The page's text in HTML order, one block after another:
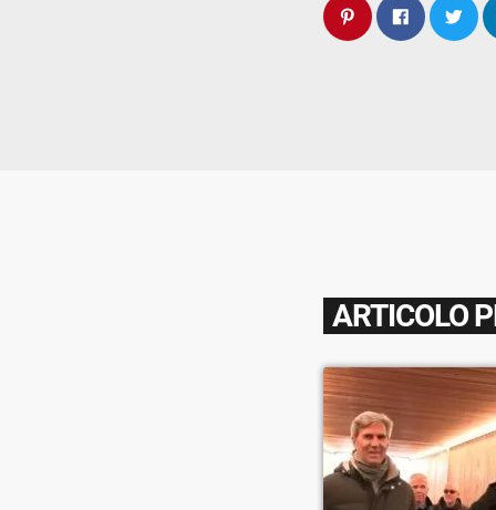
ARTICOLO